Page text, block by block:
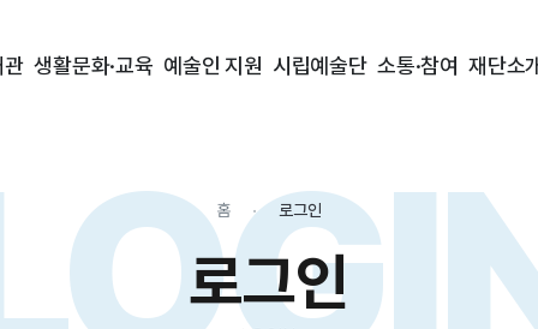
관 생활문화·교육 예술인 지원 시립예술단 소통·참여 재단소
홈 로그인
로그인